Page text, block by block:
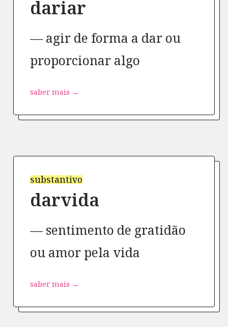
dariar
agir de forma a dar ou
proporcionar algo
saber mais →
substantivo
darvida
sentimento de gratidão
ou amor pela vida
saber mais →